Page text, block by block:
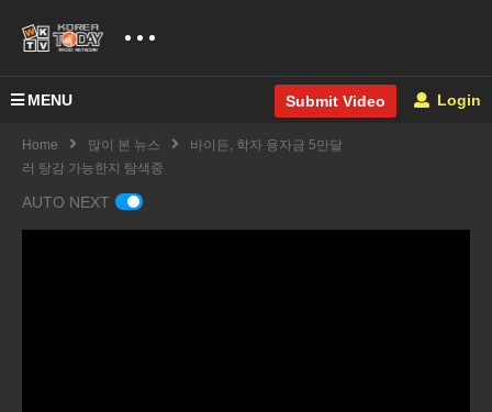
MENU Submit Video Login
Home 많이 본 뉴스
바이든, 학자 융자금 5만달
러 탕감 가능한지 탐색중
AUTO NEXT